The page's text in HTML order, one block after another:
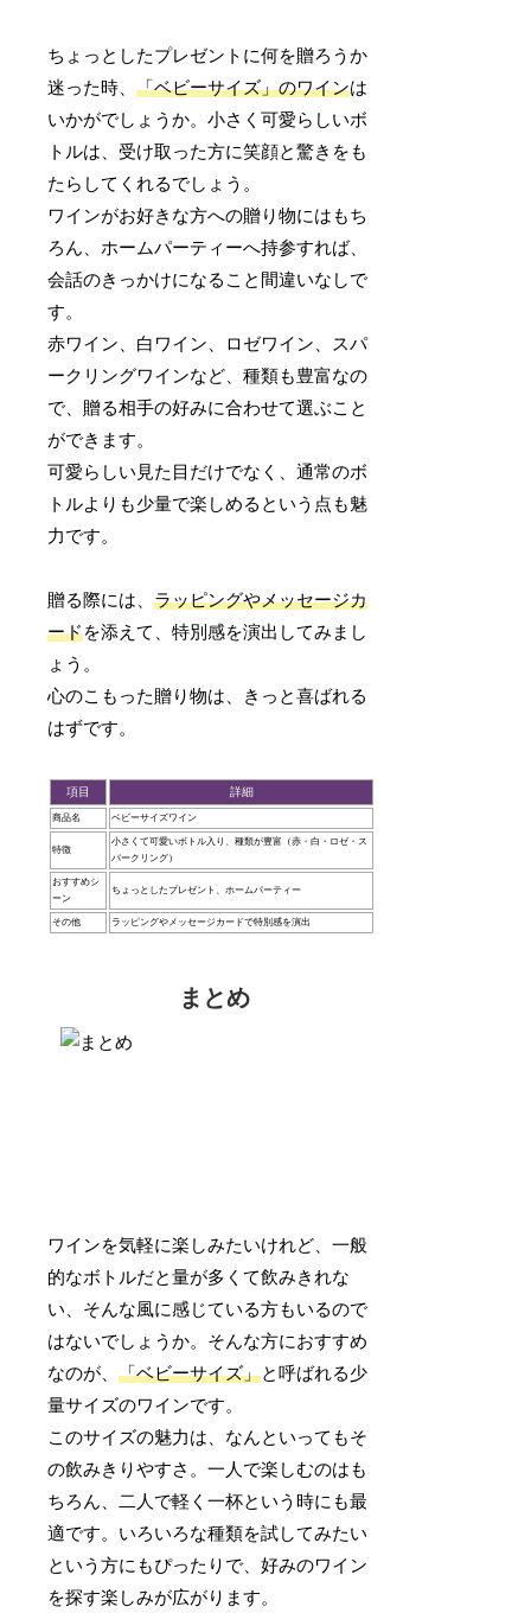
ちょっとしたプレゼントに何を贈ろうか
迷った時、「ベビーサイズ」のワインは
いかがでしょうか。小さく可愛らしいボ
トルは、受け取った方に笑顔と驚きをも
たらしてくれるでしょう。
ワインがお好きな方への贈り物にはもち
ろん、ホームパーティーへ持参すれば、
会話のきっかけになること間違いなしで
す。
赤ワイン、白ワイン、ロゼワイン、スパ
ークリングワインなど、種類も豊富なの
で、贈る相手の好みに合わせて選ぶこと
ができます。
可愛らしい見た目だけでなく、通常のボ
トルよりも少量で楽しめるという点も魅
力です。
贈る際には、ラッピングやメッセージカ
ードを添えて、特別感を演出してみまし
ょう。
心のこもった贈り物は、きっと喜ばれる
はずです。
項目 詳細
商品名 ベビーサイズワイン
特徴
小さくて可愛いボトル入り、種類が豊富（赤・白・ロゼ・ス
パークリング）
おすすめシ
ーン
ちょっとしたプレゼント、ホームパーティー
その他 ラッピングやメッセージカードで特別感を演出
まとめ
ワインを気軽に楽しみたいけれど、一般
的なボトルだと量が多くて飲みきれな
い、そんな風に感じている方もいるので
はないでしょうか。そんな方におすすめ
なのが、「ベビーサイズ」と呼ばれる少
量サイズのワインです。
このサイズの魅力は、なんといってもそ
の飲みきりやすさ。一人で楽しむのはも
ちろん、二人で軽く一杯という時にも最
適です。いろいろな種類を試してみたい
という方にもぴったりで、好みのワイン
を探す楽しみが広がります。